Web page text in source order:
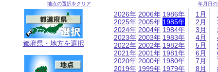
地点の選択をクリア
都府県・地方を選択
年月日
2026年
2025年
2024年
2023年
2022年
2021年
2020年
2019年
2006年
2005年
2004年
2003年
2002年
2001年
2000年
1999年
1986年
1985年
1984年
1983年
1982年
1981年
1980年
1979年
1月
2月
3月
4月
5月
6月
7月
8月